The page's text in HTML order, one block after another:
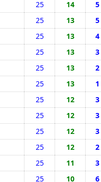
25 14 5
25 13 5
25 13 4
25 13 3
25 13 2
25 13 1
25 12 3
25 12 3
25 12 3
25 12 2
25 11 3
25 10 6